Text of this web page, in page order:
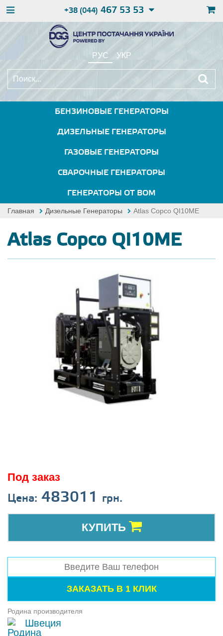
+38 (044) 467 53 53
РУС УКР
БЕНЗИНОВЫЕ ГЕНЕРАТОРЫ
ДИЗЕЛЬНЫЕ ГЕНЕРАТОРЫ
ГАЗОВЫЕ ГЕНЕРАТОРЫ
СВАРОЧНЫЕ ГЕНЕРАТОРЫ
ГЕНЕРАТОРЫ ОТ ВОМ
Главная Дизельные Генераторы Atlas Copco QI10ME
Atlas Copco QI10ME
Под заказ
Цена: 483011 грн.
КУПИТЬ
Родина производителя
Швеция